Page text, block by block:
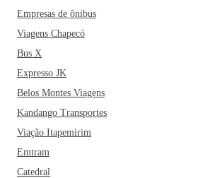
Empresas de ônibus
Viagens Chapecó
Bus X
Expresso JK
Belos Montes Viagens
Kandango Transportes
Viação Itapemirim
Emtram
Catedral